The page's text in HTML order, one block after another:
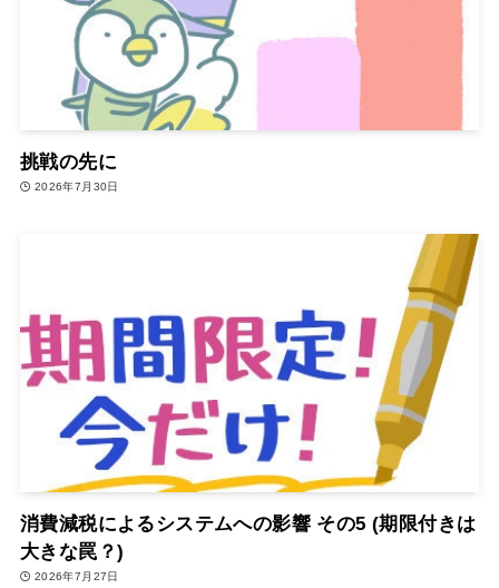
挑戦の先に
2026年7月30日
消費減税によるシステムへの影響 その5 (期限付きは
大きな罠？)
2026年7月27日